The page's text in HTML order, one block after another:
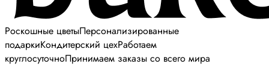
Роскошные цветыПерсонализированные
подаркиКондитерский цехРаботаем
круглосуточноПринимаем заказы со всего мира